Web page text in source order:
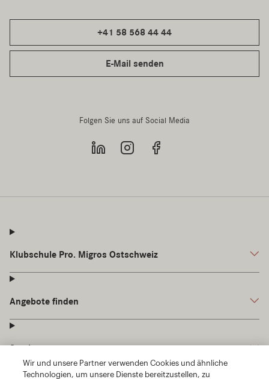
Wir und unsere Partner verwenden Cookies und ähnliche
Technologien, um unsere Dienste bereitzustellen, zu